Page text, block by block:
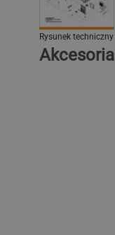
Rysunek techniczny
Akcesoria